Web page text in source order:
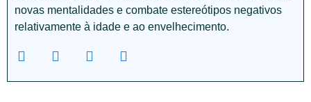
novas mentalidades e combate estereótipos negativos
relativamente à idade e ao envelhecimento.